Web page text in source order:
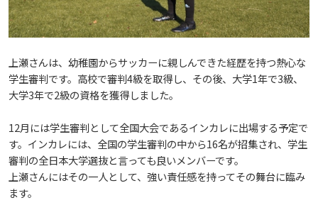
将来像
教育に関する基本方針
アドミッション・ポリシー
情報の公表
研究者要覧
大学基礎データ
学費・入学金等費用について
規定・教育課程・シラバス
広島国際大学施設等貸与内規
別表第1・第2 様式第1・第2
広島国際大学倫理委員会規定
施設案内
施設紹介
東広島・呉キャンパス施設 名称・愛称
大学広報
プレスリリース
ハラスメントについて
入試最新情報
職の種BOOK
資料請求
窓口での資料受取りについて
関連情報
学部
総合リハビリテーション学部
健康スポーツ学部
健康科学部
医療科学研究科
保健医療学専攻
リハビリテーション学専攻
健康科学研究科
医療福祉学専攻
看護学研究科
就職・キャリア支援
就職支援
就業力育成プログラム
産官学連携
研究連携相談
地域連携
上瀬さんは、幼稚園からサッカーに親しんできた経歴を持つ熱心な
学生審判です。高校で審判4級を取得し、その後、大学1年で3級、
大学3年で2級の資格を獲得しました。
12月には学生審判として全国大会であるインカレに出場する予定で
す。インカレには、全国の学生審判の中から16名が招集され、学生
審判の全日本大学選抜と言っても良いメンバーです。
上瀬さんにはその一人として、強い責任感を持ってその舞台に臨み
ます。
2017
2021
2022
2021
2023
2022
2021
2020
2024
2025
2024
2025
2024
2023
イベント
2026
2025
2024